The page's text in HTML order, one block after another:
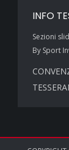
INFO
Sezioni
By Sport